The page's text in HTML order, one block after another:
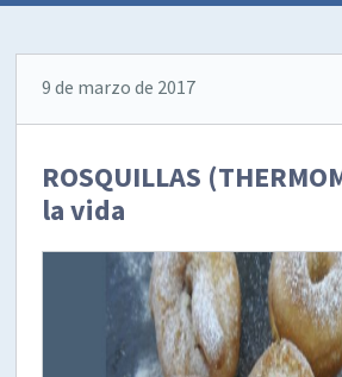
9 de marzo de 2017
ROSQUILLAS
la vida